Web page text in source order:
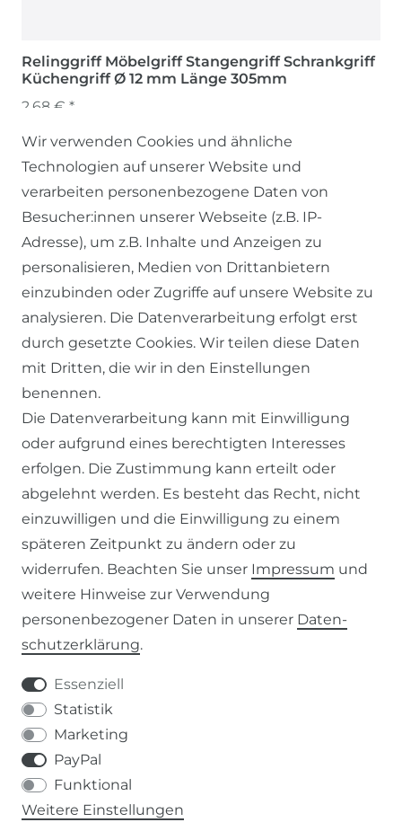
Relinggriff Möbelgriff Stangengriff Schrankgriff
Küchengriff Ø 12 mm Länge 305mm
2,68 € *
SERVICE
KONTAKT
ZAHLUNG & VERSAND
WIDERRUFSFORMULAR
RECHTLICHES
WIDERRUFSRECHT
IMPRESSUM
DATENSCHUTZERKLÄRUNG
037207-995665
info@kern-holz.com
Wir verwenden Cookies und ähnliche
Technologien auf unserer Website und
verarbeiten personenbezogene Daten von
Besucher:innen unserer Webseite (z.B. IP-
Adresse), um z.B. Inhalte und Anzeigen zu
personalisieren, Medien von Drittanbietern
einzubinden oder Zugriffe auf unsere Website zu
analysieren. Die Datenverarbeitung erfolgt erst
durch gesetzte Cookies. Wir teilen diese Daten
mit Dritten, die wir in den Einstellungen
benennen.
Die Datenverarbeitung kann mit Einwilligung
oder aufgrund eines berechtigten Interesses
erfolgen. Die Zustimmung kann erteilt oder
abgelehnt werden. Es besteht das Recht, nicht
einzuwilligen und die Einwilligung zu einem
späteren Zeitpunkt zu ändern oder zu
widerrufen. Beachten Sie unser Impressum und
weitere Hinweise zur Verwendung
personenbezogener Daten in unserer Daten­
schutz­erklärung.
Essenziell
Statistik
Marketing
PayPal
Funktional
Weitere Einstellungen